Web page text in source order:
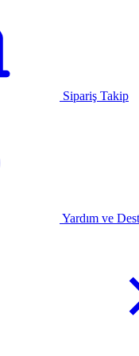
Sipariş Takip
Yardım ve